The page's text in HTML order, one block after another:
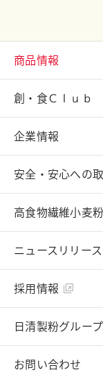
商品情報
創・食Ｃｌｕｂ
企業情報
安全・安心への
高食物繊維小麦
ニュースリリース
採用情報
日清製粉グループ
お問い合わせ